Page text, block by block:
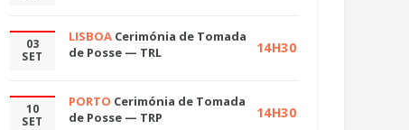
03
SET
LISBOA Cerimónia de Tomada
de Posse — TRL
14H30
10
SET
PORTO Cerimónia de Tomada
de Posse — TRP
14H30